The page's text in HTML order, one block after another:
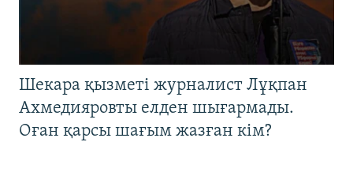
Шекара қызметі журналист Лұқпан
Ахмедияровты елден шығармады.
Оған қарсы шағым жазған кім?